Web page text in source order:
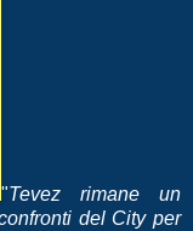
"Tevez rimane un
del City per